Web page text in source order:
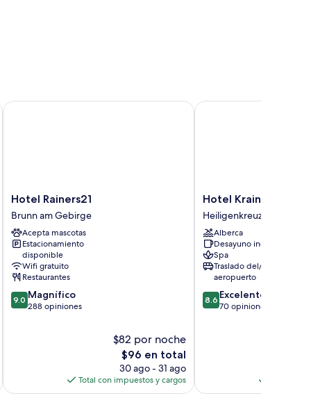
Hotel
Rainers21
Brunn
am
Gebirge
Hotel Rainers21
Brunn am Gebirge
Acepta mascotas
Estacionamiento
disponible
Wifi gratuito
Restaurantes
9.0
de
9.0 Magnífico
288 opiniones
$82 por noche
El
precio
actual
es
$96 en total
30 ago - 31 ago
Total con impuestos y cargos
Hotel Rainers21
Hotel
Krainerhütte
Heiligenkreuz
Hotel Krainerhütte
Heiligenkreuz
Alberca
Desayuno incluido
Spa
Traslado del/al
aeropuerto
8.6
de
8.6 Excelente
70 opiniones
Hotel Krainerhütte